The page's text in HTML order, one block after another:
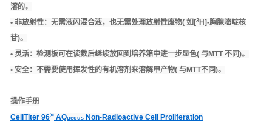
溶的。
• 非放射性： 无需液闪混合液，也无需处理放射性废物( 如[3 H]-胸腺嘧啶核
苷)。
• 灵活： 检测板可在读数后继续放回到培养箱中进一步显色( 与MTT 不同)。
• 安全： 不需要使用挥发性的有机溶剂来溶解甲产物( 与MTT不同)。
操作手册
CellTiter 96® AQueous Non-Radioactive Cell Proliferation